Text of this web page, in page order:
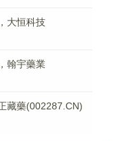
大恒科技
翰宇藥業
藏藥(002287.CN)